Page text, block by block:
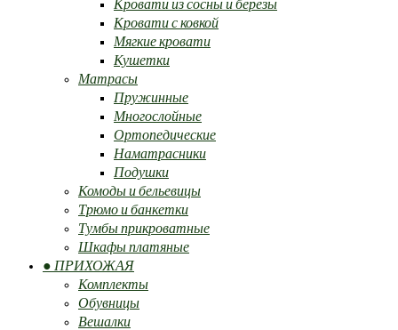
Кровати с ковкой
Мягкие кровати
Кушетки
Матрасы
Пружинные
Многослойные
Ортопедические
Наматрасники
Подушки
Комоды и бельевицы
Трюмо и банкетки
Тумбы прикроватные
Шкафы платяные
● ПРИХОЖАЯ
Комплекты
Обувницы
Вешалки